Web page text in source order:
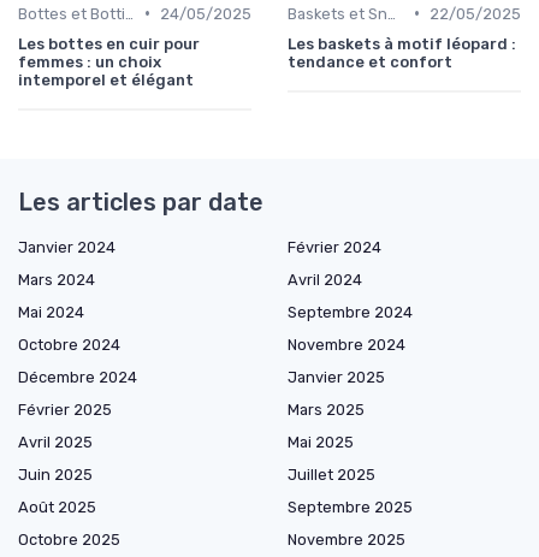
•
24/05/2025
Les bottes en cuir pour
femmes : un choix
intemporel et élégant
•
22/05/2025
Les baskets à motif léopard :
tendance et confort
Les articles par date
Janvier 2024
Février 2024
Mars 2024
Avril 2024
Mai 2024
Septembre 2024
Octobre 2024
Novembre 2024
Décembre 2024
Janvier 2025
Février 2025
Mars 2025
Avril 2025
Mai 2025
Juin 2025
Juillet 2025
Août 2025
Septembre 2025
Octobre 2025
Novembre 2025